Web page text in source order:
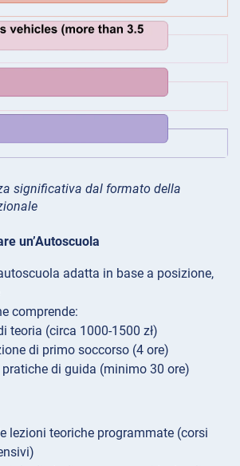
significativa dal formato della
un’Autoscuola
adatta in base a posizione,
comprende:
teoria (circa 1000-1500 zł)
di primo soccorso (4 ore)
di guida (minimo 30 ore)
lezioni teoriche programmate (corsi